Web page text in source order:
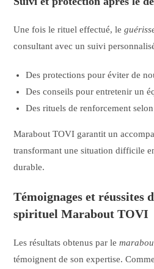
Une fois le rituel effectué, le
consultant avec un suivi
Des protections pour éviter de
Des conseils pour entretenir un
Des rituels de renforcement
Marabout TOVI garantit un
transformant une situation difficile
durable.
Témoignages et réussites
spirituel Marabout TOVI
Les résultats obtenus par le
témoignent de son expertise.